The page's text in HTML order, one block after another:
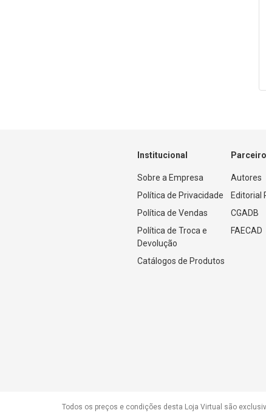
Institucional
Sobre a Empresa
Política de Privacidade
Política de Vendas
Política de Troca e
Devolução
Catálogos de Produtos
Autores
Editorial
CGADB
FAECAD
Todos os preços e condições desta Loja Virtual são